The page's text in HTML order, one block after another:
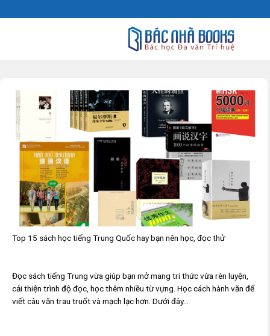
to
Top 15 sách học tiếng Trung Quốc hay bạn nên học, đọc thử
Đọc sách tiếng Trung vừa giúp bạn mở mang tri thức vừa rèn luyện,
cải thiện trình độ đọc, học thêm nhiều từ vựng. Học cách hành văn để
viết câu văn trau truốt và mạch lạc hơn. Dưới đây...